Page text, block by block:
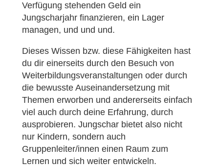
Verfügung stehenden Geld ein
Jungscharjahr finanzieren, ein Lager
managen, und und und.
Dieses Wissen bzw. diese Fähigkeiten hast
du dir einerseits durch den Besuch von
Weiterbildungsveranstaltungen oder durch
die bewusste Auseinandersetzung mit
Themen erworben und andererseits einfach
viel auch durch deine Erfahrung, durch
ausprobieren. Jungschar bietet also nicht
nur Kindern, sondern auch
Gruppenleiter/innen einen Raum zum
Lernen und sich weiter entwickeln.